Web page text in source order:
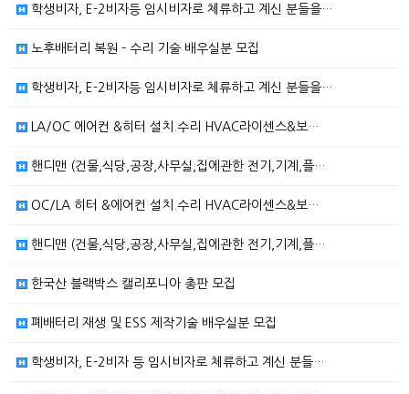
학생비자, E-2비자등 임시비자로 체류하고 계신 분들을…
노후배터리 복원 - 수리 기술 배우실분 모집
학생비자, E-2비자등 임시비자로 체류하고 계신 분들을…
LA/OC 에어컨 &히터 설치.수리 HVAC라이센스&보…
핸디맨 (건물,식당,공장,사무실,집에관한 전기,기계,플…
OC/LA 히터 &에어컨 설치.수리 HVAC라이센스&보…
핸디맨 (건물,식당,공장,사무실,집에관한 전기,기계,플…
한국산 블랙박스 캘리포니아 총판 모집
폐배터리 재생 및 ESS 제작기술 배우실분 모집
학생비자, E-2비자 등 임시비자로 체류하고 계신 분들…